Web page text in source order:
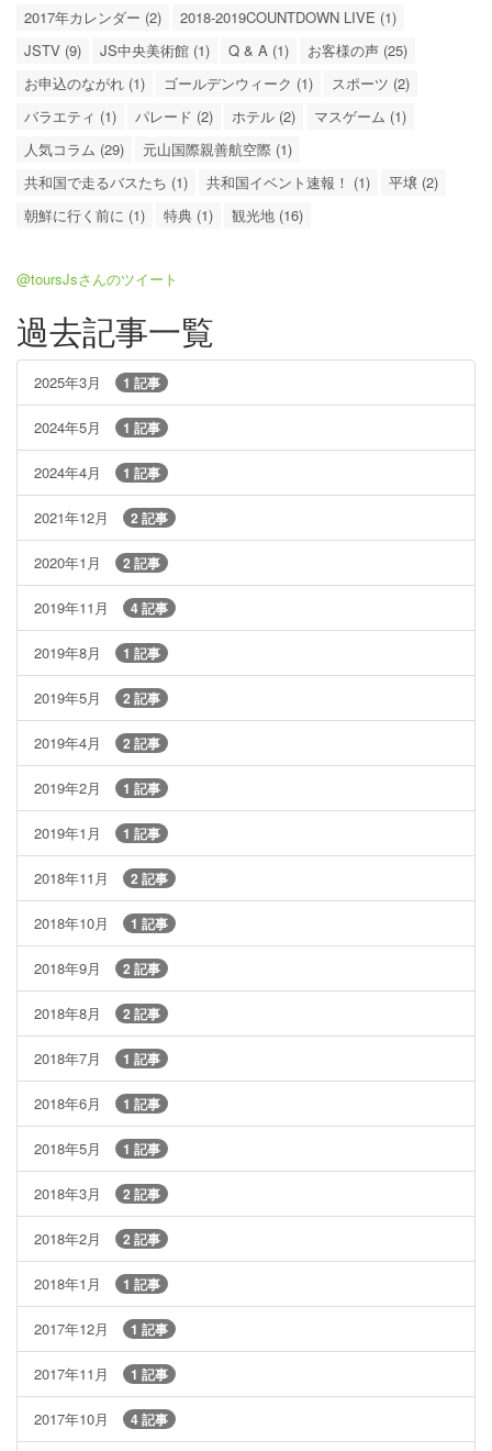
2017年カレンダー (2)
2018-2019COUNTDOWN LIVE (1)
JSTV (9)
JS中央美術館 (1) Q & A (1)
お客様の声 (25)
お申込のながれ (1)
ゴールデンウィーク (1)
スポーツ (2)
バラエティ (1)
パレード (2) ホテル (2)
マスゲーム (1)
人気コラム (29)
元山国際親善航空際 (1)
共和国で走るバスたち (1)
共和国イベント速報！ (1)
平壌 (2)
朝鮮に行く前に (1)
特典 (1) 観光地 (16)
@toursJsさんのツイート
過去記事一覧
2025年3月 1 記事
2024年5月 1 記事
2024年4月 1 記事
2021年12月 2 記事
2020年1月 2 記事
2019年11月 4 記事
2019年8月 1 記事
2019年5月 2 記事
2019年4月 2 記事
2019年2月 1 記事
2019年1月 1 記事
2018年11月 2 記事
2018年10月 1 記事
2018年9月 2 記事
2018年8月 2 記事
2018年7月 1 記事
2018年6月 1 記事
2018年5月 1 記事
2018年3月 2 記事
2018年2月 2 記事
2018年1月 1 記事
2017年12月 1 記事
2017年11月 1 記事
2017年10月 4 記事